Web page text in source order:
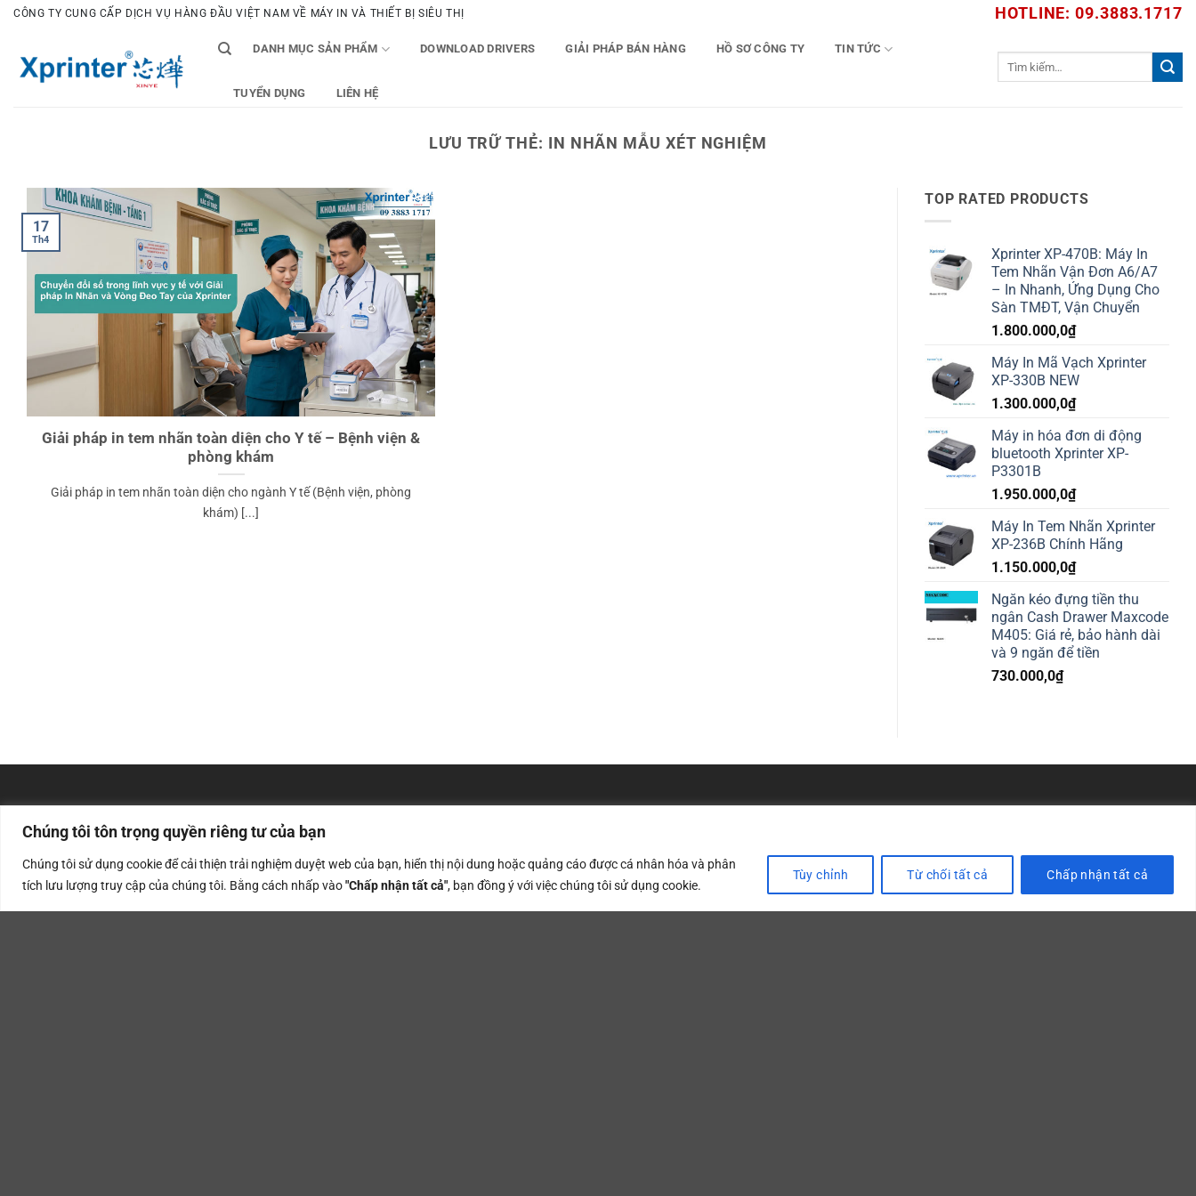
Chúng tôi tôn trọng quyền riêng tư của bạn
Chúng tôi sử dụng cookie để cải thiện trải nghiệm duyệt web của bạn, hiển thị nội dung hoặc quảng cáo được cá nhân hóa và phân
tích lưu lượng truy cập của chúng tôi. Bằng cách nhấp vào"Chấp nhận tất cả", bạn đồng ý với việc chúng tôi sử dụng cookie.
Tùy chỉnh Từ chối tất cả Chấp nhận tất cả
Bỏ
dung
CÔNG TY CUNG CẤP DỊCH VỤ HÀNG ĐẦU VIỆT NAM VỀ MÁY IN VÀ THIẾT BỊ SIÊU THỊ HOTLINE: 09.3883.1717
DANH MỤC SẢN PHẨM DOWNLOAD DRIVERS GIẢI PHÁP BÁN HÀNG HỒ SƠ CÔNG TY TIN TỨC
TUYỂN DỤNG LIÊN HỆ
LƯU TRỮ THẺ: IN NHÃN MẪU XÉT NGHIỆM
Giải pháp in tem nhãn toàn diện cho Y tế – Bệnh viện &
phòng khám
Giải pháp in tem nhãn toàn diện cho ngành Y tế (Bệnh viện, phòng
khám) [...]
17
Th4
TOP RATED PRODUCTS
Xprinter XP-470B: Máy In
Tem Nhãn Vận Đơn A6/A7
– In Nhanh, Ứng Dụng Cho
Sàn TMĐT, Vận Chuyển
1.800.000,0₫
Máy In Mã Vạch Xprinter
XP-330B NEW
1.300.000,0₫
Máy in hóa đơn di động
bluetooth Xprinter XP-
P3301B
1.950.000,0₫
Máy In Tem Nhãn Xprinter
XP-236B Chính Hãng
1.150.000,0₫
Ngăn kéo đựng tiền thu
ngân Cash Drawer Maxcode
M405: Giá rẻ, bảo hành dài
và 9 ngăn để tiền
730.000,0₫
Dịch vụ khách hàng |
Cách thức mua hàng
Cutomer service
Hình thức thanh toán